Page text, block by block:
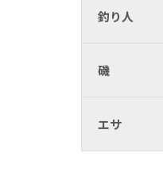
釣り人
磯
エサ